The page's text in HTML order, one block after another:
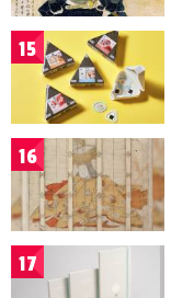
15
16
17